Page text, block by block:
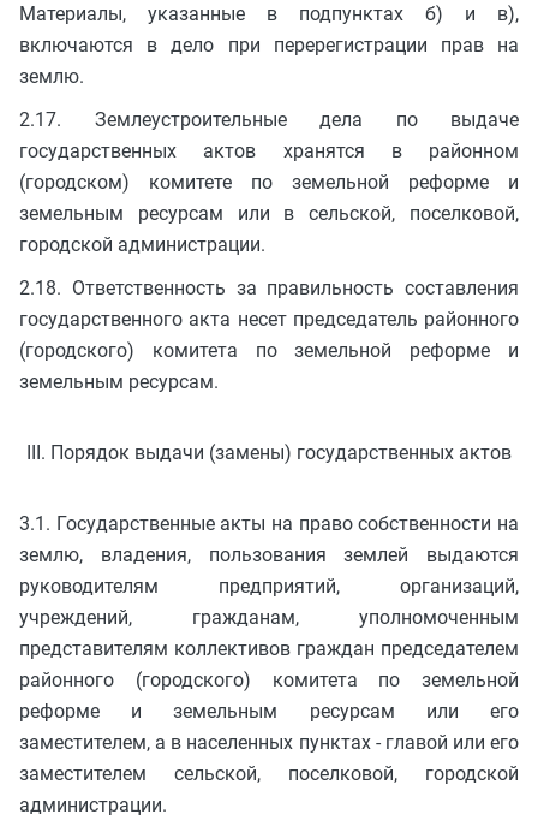
Материалы, указанные в подпунктах б) и в),
включаются в дело при перерегистрации прав на
землю.
2.17. Землеустроительные дела по выдаче
государственных актов хранятся в районном
(городском) комитете по земельной реформе и
земельным ресурсам или в сельской, поселковой,
городской администрации.
2.18. Ответственность за правильность составления
государственного акта несет председатель районного
(городского) комитета по земельной реформе и
земельным ресурсам.
III. Порядок выдачи (замены) государственных актов
3.1. Государственные акты на право собственности на
землю, владения, пользования землей выдаются
руководителям предприятий, организаций,
учреждений, гражданам, уполномоченным
представителям коллективов граждан председателем
районного (городского) комитета по земельной
реформе и земельным ресурсам или его
заместителем, а в населенных пунктах - главой или его
заместителем сельской, поселковой, городской
администрации.